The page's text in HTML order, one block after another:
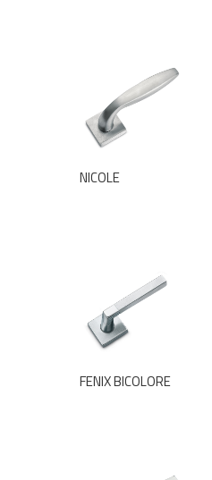
NICOLE
FENIX BICOLORE